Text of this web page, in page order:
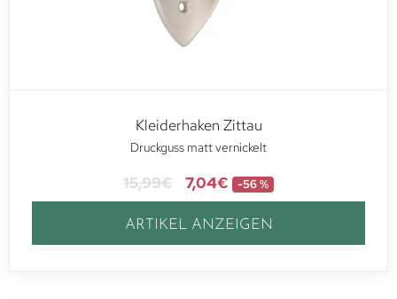
Kleiderhaken Zittau
Druckguss matt vernickelt
15,99€ 7,04€ -56 %
ARTIKEL ANZEIGEN